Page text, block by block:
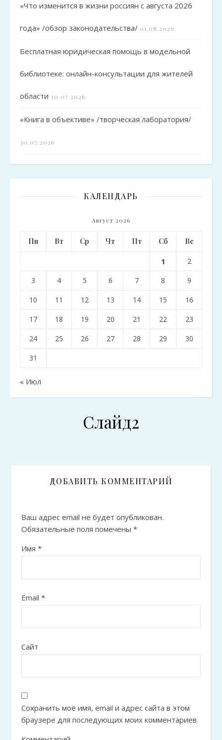
«Что изменится в жизни россиян с августа 2026
года» /обзор законодательства/ 01.08.2026
Бесплатная юридическая помощь в модельной
библиотеке: онлайн-консультации для жителей
области 30.07.2026
«Книга в объективе» /творческая лаборатория/
30.07.2026
КАЛЕНДАРЬ
Август 2026
Пн Вт Ср Чт Пт Сб Вс
1 2
3 4 5 6 7 8 9
10 11 12 13 14 15 16
17 18 19 20 21 22 23
24 25 26 27 28 29 30
31
« Июл
Слайд2
ДОБАВИТЬ КОММЕНТАРИЙ
Ваш адрес email не будет опубликован.
Обязательные поля помечены *
Имя *
Email *
Сайт
Сохранить моё имя, email и адрес сайта в этом
браузере для последующих моих комментариев.